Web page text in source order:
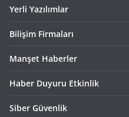
Yerli Yazılımlar
Bilişim Firmaları
Manşet Haberler
Haber Duyuru Etkinlik
Siber Güvenlik